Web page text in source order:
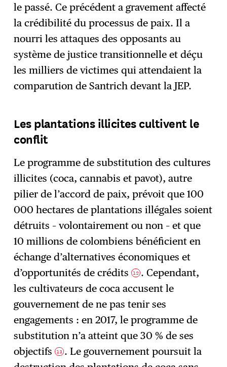
le passé. Ce précédent a gravement affecté
la crédibilité du processus de paix. Il a
nourri les attaques des opposants au
système de justice transitionnelle et déçu
les milliers de victimes qui attendaient la
comparution de Santrich devant la JEP.
Les plantations illicites cultivent le
conflit
Le programme de substitution des cultures
illicites (coca, cannabis et pavot), autre
pilier de l’accord de paix, prévoit que 100
000 hectares de plantations illégales soient
détruits – volontairement ou non – et que
10 millions de colombiens bénéficient en
échange d’alternatives économiques et
d’opportunités de crédits12 . Cependant,
les cultivateurs de coca accusent le
gouvernement de ne pas tenir ses
engagements : en 2017, le programme de
substitution n’a atteint que 30 % de ses
objectifs13 . Le gouvernement poursuit la